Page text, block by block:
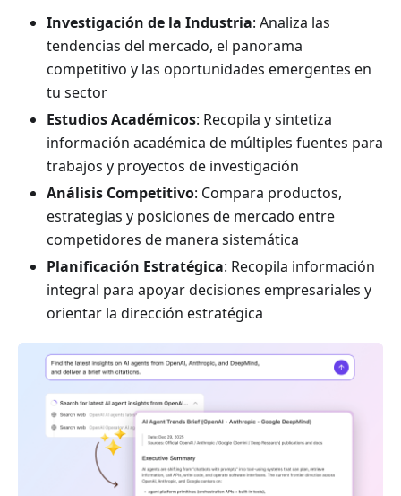
Investigación de la Industria: Analiza las
tendencias del mercado, el panorama
competitivo y las oportunidades emergentes en
tu sector
Estudios Académicos: Recopila y sintetiza
información académica de múltiples fuentes para
trabajos y proyectos de investigación
Análisis Competitivo: Compara productos,
estrategias y posiciones de mercado entre
competidores de manera sistemática
Planificación Estratégica: Recopila información
integral para apoyar decisiones empresariales y
orientar la dirección estratégica